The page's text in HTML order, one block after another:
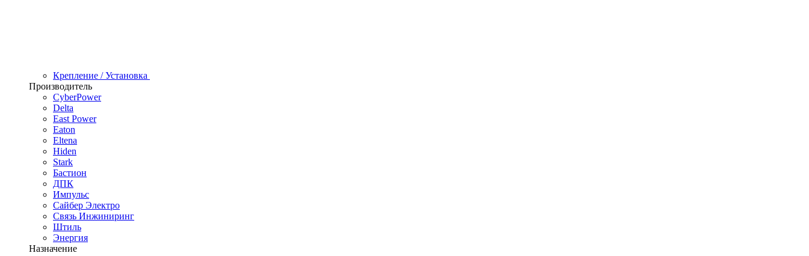
Крепление / Установка
Производитель
CyberPower
Delta
East Power
Eaton
Eltena
Hiden
Stark
Бастион
ДПК
Импульс
Сайбер Электро
Связь Инжиниринг
Штиль
Энергия
Назначение